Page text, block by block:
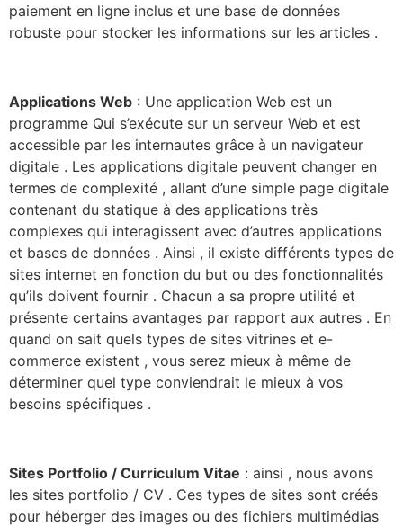
paiement en ligne inclus et une base de données
robuste pour stocker les informations sur les articles .
Applications Web : Une application Web est un
programme Qui s’exécute sur un serveur Web et est
accessible par les internautes grâce à un navigateur
digitale . Les applications digitale peuvent changer en
termes de complexité , allant d’une simple page digitale
contenant du statique à des applications très
complexes qui interagissent avec d’autres applications
et bases de données . Ainsi , il existe différents types de
sites internet en fonction du but ou des fonctionnalités
qu’ils doivent fournir . Chacun a sa propre utilité et
présente certains avantages par rapport aux autres . En
quand on sait quels types de sites vitrines et e-
commerce existent , vous serez mieux à même de
déterminer quel type conviendrait le mieux à vos
besoins spécifiques .
Sites Portfolio / Curriculum Vitae : ainsi , nous avons
les sites portfolio / CV . Ces types de sites sont créés
pour héberger des images ou des fichiers multimédias